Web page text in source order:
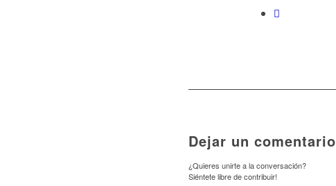
Dejar un comentario
¿Quieres unirte a la conversación?
Siéntete libre de contribuir!